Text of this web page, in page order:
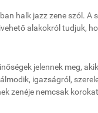
halk jazz zene szól.
alakokról tudjuk,
jelennek meg,
igazságról,
zenéje nemcsak